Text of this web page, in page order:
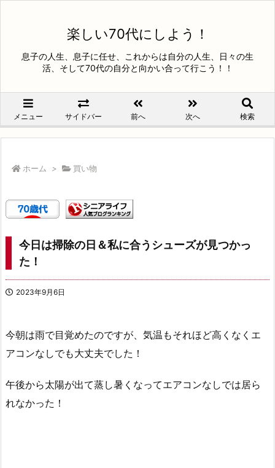
楽しい70代にしよう！
息子の人生、息子に任せ、これからは自分の人生、日々の生
活、そして70代の自分と向かい合って行こう！！
メニュー サイドバー 前へ 次へ 検索
ホーム > 買い物
今日は掃除の日＆私に合うシューズが見つかっ
た！
2023年9月6日
今朝は雨で目覚めたのですが、気温もそれほど高くなくエ
アコンなしでも大丈夫でした！
午後から太陽が出て蒸し暑くなってエアコンなしでは居ら
れなかった！